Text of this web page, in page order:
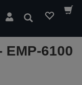
Søk
EMP-6100